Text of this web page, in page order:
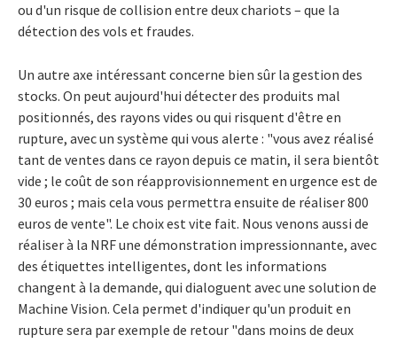
ou d'un risque de collision entre deux chariots – que la
détection des vols et fraudes.
Un autre axe intéressant concerne bien sûr la gestion des
stocks. On peut aujourd'hui détecter des produits mal
positionnés, des rayons vides ou qui risquent d'être en
rupture, avec un système qui vous alerte : "vous avez réalisé
tant de ventes dans ce rayon depuis ce matin, il sera bientôt
vide ; le coût de son réapprovisionnement en urgence est de
30 euros ; mais cela vous permettra ensuite de réaliser 800
euros de vente". Le choix est vite fait. Nous venons aussi de
réaliser à la NRF une démonstration impressionnante, avec
des étiquettes intelligentes, dont les informations
changent à la demande, qui dialoguent avec une solution de
Machine Vision. Cela permet d'indiquer qu'un produit en
rupture sera par exemple de retour "dans moins de deux